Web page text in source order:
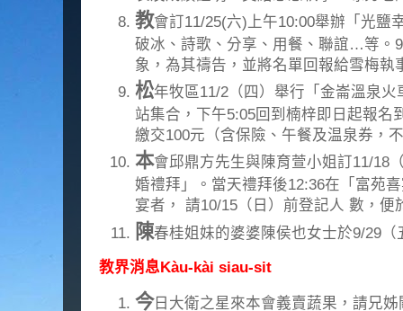
教會訂11/25(六)上午10:00舉辦「光鹽
破冰、詩歌、分享、用餐、聯誼…等。
象，為其禱告，並將名單回報給雪梅執
松年牧區11/2（四）舉行「金崙溫泉
站集合，下午5:05回到楠梓即日起報名
繳交100元（含保險、午餐及温泉券，
本會邱鼎方先生與陳育萱小姐訂11/18
婚禮拜」。當天禮拜後12:36在「富苑
宴者， 請10/15（日）前登記人 數，便
陳春桂姐妹的婆婆陳侯也女士於9/29
教界消息Kàu-kài siau-sit
今日大衛之星來本會義賣蔬果，請兄